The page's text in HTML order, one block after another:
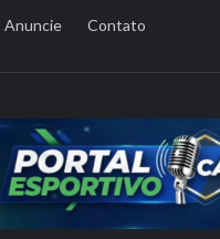
Anuncie Contato